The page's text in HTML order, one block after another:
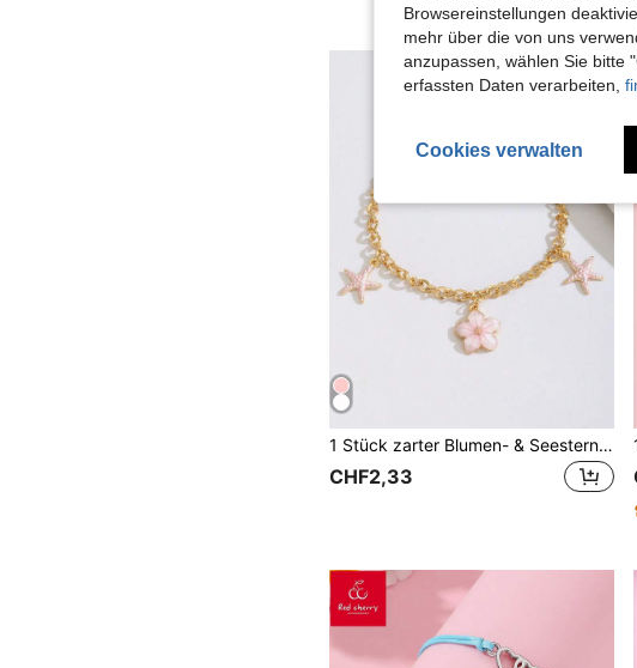
1 Stück zarter Blumen- & Seestern-Dekor Armband, geeignet für Mädchen zum Tragen auf Sommer-Strandpartys, Reisen, Urlaub, auch als tägliches Accessoire verwendbar
CHF2,33
Browsereinstellungen
mehr über die von uns
anzupassen, wählen Sie bitte
erfassten Daten verarbeiten,
Cookies verwalten